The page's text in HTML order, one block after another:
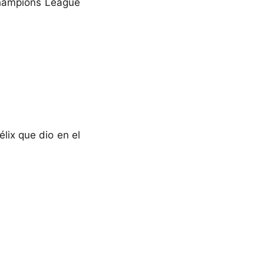
que dio en el